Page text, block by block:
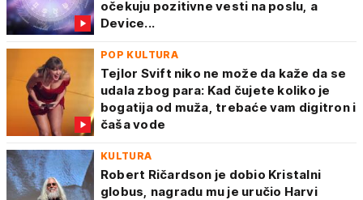
očekuju pozitivne vesti na poslu, a
Device...
POP KULTURA
Tejlor Svift niko ne može da kaže da se
udala zbog para: Kad čujete koliko je
bogatija od muža, trebaće vam digitron i
čaša vode
KULTURA
Robert Ričardson je dobio Kristalni
globus, nagradu mu je uručio Harvi